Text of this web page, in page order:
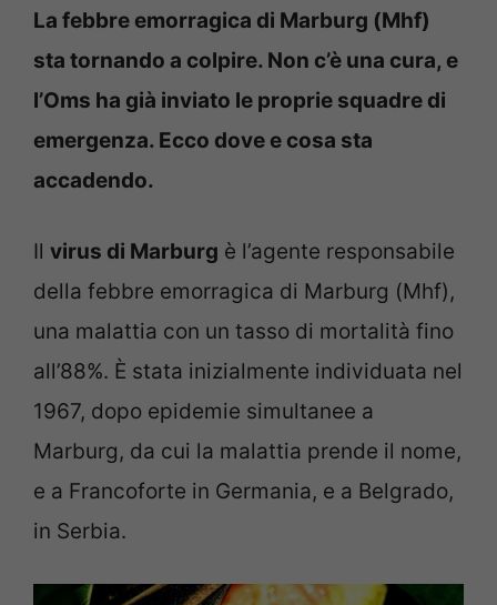
La febbre emorragica di Marburg (Mhf)
sta tornando a colpire. Non c’è una cura, e
l’Oms ha già inviato le proprie squadre di
emergenza. Ecco dove e cosa sta
accadendo.
Il virus di Marburg è l’agente responsabile
della febbre emorragica di Marburg (Mhf),
una malattia con un tasso di mortalità fino
all’88%. È stata inizialmente individuata nel
1967, dopo epidemie simultanee a
Marburg, da cui la malattia prende il nome,
e a Francoforte in Germania, e a Belgrado,
in Serbia.